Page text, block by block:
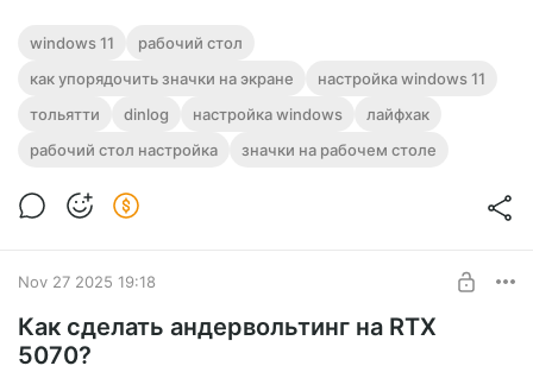
windows 11
рабочий стол
как упорядочить значки на экране
настройка windows 11
тольятти
dinlog настройка windows
лайфхак
рабочий стол настройка
значки на рабочем столе
Nov 27 2025 19:18
Как сделать андервольтинг на RTX
5070?